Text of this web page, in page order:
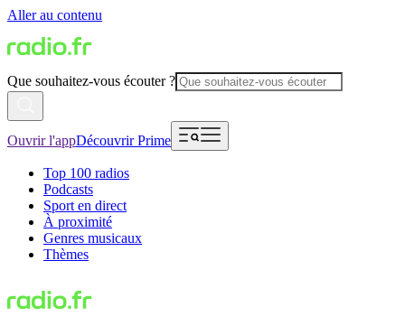
Aller au contenu
Que souhaitez-vous écouter ?
Ouvrir l'appDécouvrir Prime
Top 100 radios
Podcasts
Sport en direct
À proximité
Genres musicaux
Thèmes